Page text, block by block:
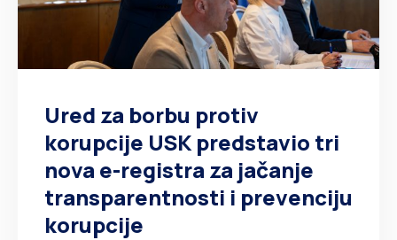
Ured za borbu protiv
korupcije USK predstavio tri
nova e-registra za jačanje
transparentnosti i prevenciju
korupcije